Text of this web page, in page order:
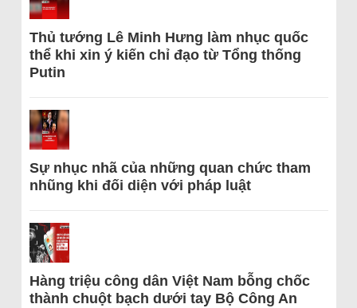
Thủ tướng Lê Minh Hưng làm nhục quốc
thể khi xin ý kiến chỉ đạo từ Tổng thống
Putin
Sự nhục nhã của những quan chức tham
nhũng khi đối diện với pháp luật
Hàng triệu công dân Việt Nam bỗng chốc
thành chuột bạch dưới tay Bộ Công An